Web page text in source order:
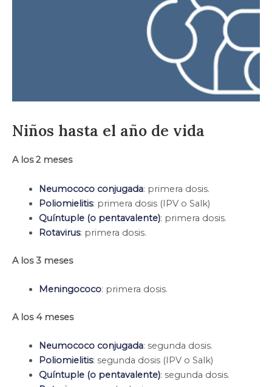
Niños hasta el año de vida
A los 2 meses
Neumococo conjugada: primera dosis.
Poliomielitis: primera dosis (IPV o Salk)
Quíntuple (o pentavalente): primera dosis.
Rotavirus: primera dosis.
A los 3 meses
Meningococo: primera dosis.
A los 4 meses
Neumococo conjugada: segunda dosis.
Poliomielitis: segunda dosis (IPV o Salk)
Quíntuple (o pentavalente): segunda dosis.